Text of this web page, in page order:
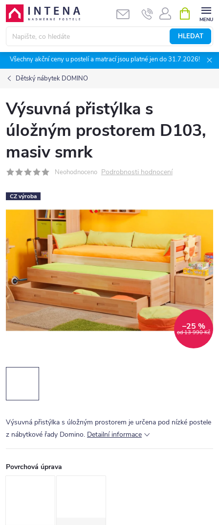
Přejít
obsah
HLEDAT
NÁKUPNÍ
KOŠÍK
Všechny akční ceny u postelí a matrací jsou platné jen do 31.7.2026!
Dětský nábytek DOMINO
Výsuvná přistýlka s
úložným prostorem D103,
masiv smrk
Neohodnoceno Podrobnosti hodnocení
CZ výroba
od 13 990 Kč
–25 %
Výsuvná přistýlka s úložným prostorem je určena pod nízké postele
z nábytkové řady Domino. Detailní informace
Povrchová úprava